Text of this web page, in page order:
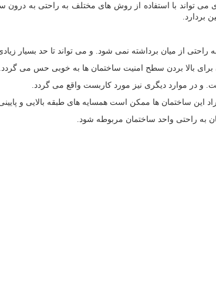
می تواند با استفاده از روش های مختلف به راحتی به
بردارد.
از میان برداشته نمی شود. و می تواند تا حد بسیار
بالا بردن سطح امنیت ساختمان ها به خوبی حس می گردد.
و در موارد دیگری نیز مورد کاربست واقع می گردد.
ساختمان ها ممکن است همسایه های طبقه بالایی و پایینی
راحتی واحد ساختمان مربوطه شود.